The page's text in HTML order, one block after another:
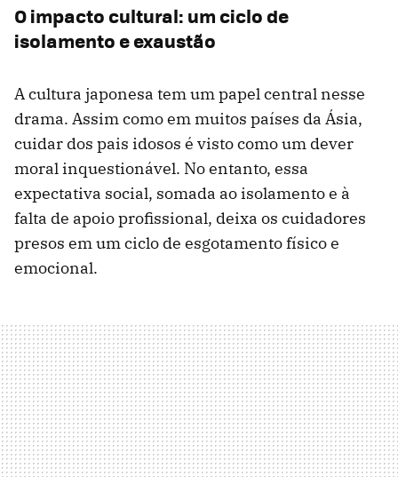
O impacto cultural: um ciclo de
isolamento e exaustão
A cultura japonesa tem um papel central nesse
drama. Assim como em muitos países da Ásia,
cuidar dos pais idosos é visto como um dever
moral inquestionável. No entanto, essa
expectativa social, somada ao isolamento e à
falta de apoio profissional, deixa os cuidadores
presos em um ciclo de esgotamento físico e
emocional.